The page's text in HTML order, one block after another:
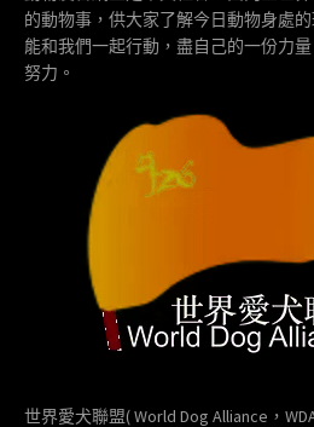
的動物事，供大家了解今日動物身處
能和我們一起行動，盡自己的一份力
努力。
世界愛犬聯盟( World Dog Alliance，